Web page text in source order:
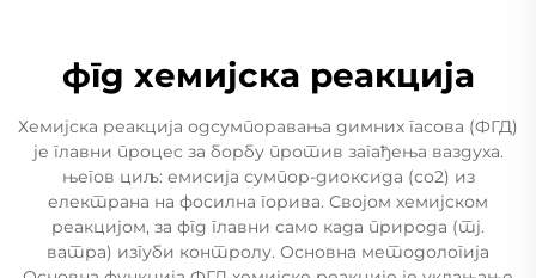
фгд хемијска реакција
Хемијска реакција одсумпоравања димних гасова (ФГД)
је главни процес за борбу против загађења ваздуха.
његов циљ: емисија сумпор-диоксида (со2) из
електрана на фосилна горива. Својом хемијском
реакцијом, за фгд главни само када природа (тј.
ватра) изгуби контролу. Основна методологија